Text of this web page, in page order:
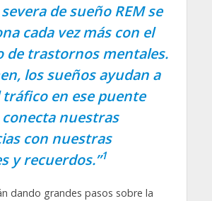
de sueño REM se
cada vez más con el
de trastornos mentales.
los sueños ayudan a
en ese puente
nuestras
con nuestras
y recuerdos.”1
dando grandes pasos sobre la